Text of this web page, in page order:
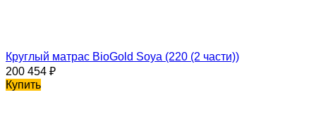
Круглый матрас BioGold Soya (220 (2 части))
200 454 ₽
Купить